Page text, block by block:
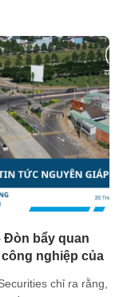
Đòn bẩy quan
nghiệp của
chỉ ra rằng,